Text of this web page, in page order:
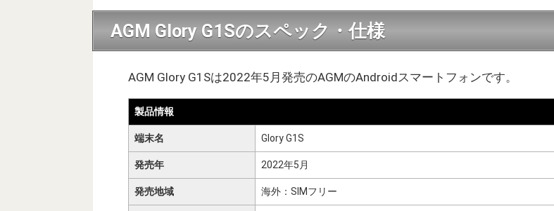
AGM Glory G1Sのスペック・仕様
AGM Glory G1Sは2022年5月発売のAGMのAndroidスマートフォンです。
製品情報
端末名 Glory G1S
発売年 2022年5月
発売地域 海外：SIMフリー